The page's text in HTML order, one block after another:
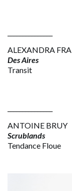
ALEXANDRA
Des Aires
Transit
ANTOINE BRUY
Scrublands
Tendance Floue